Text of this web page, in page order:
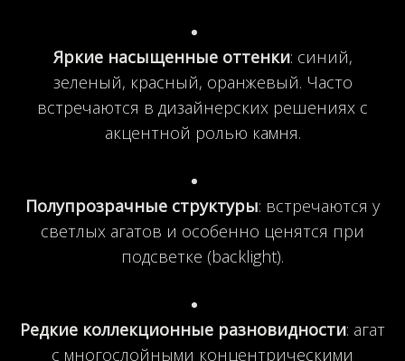
Яркие насыщенные оттенки: синий,
зеленый, красный, оранжевый. Часто
встречаются в дизайнерских решениях с
акцентной ролью камня.
Полупрозрачные структуры: встречаются у
светлых агатов и особенно ценятся при
подсветке (backlight).
Редкие коллекционные разновидности: агат
с многослойными концентрическими